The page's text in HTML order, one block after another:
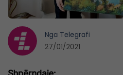
Nga Telegrafi
27/01/2021